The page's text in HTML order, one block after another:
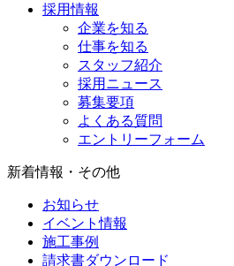
採用情報
企業を知る
仕事を知る
スタッフ紹介
採用ニュース
募集要項
よくある質問
エントリーフォーム
新着情報・その他
お知らせ
イベント情報
施工事例
請求書ダウンロード